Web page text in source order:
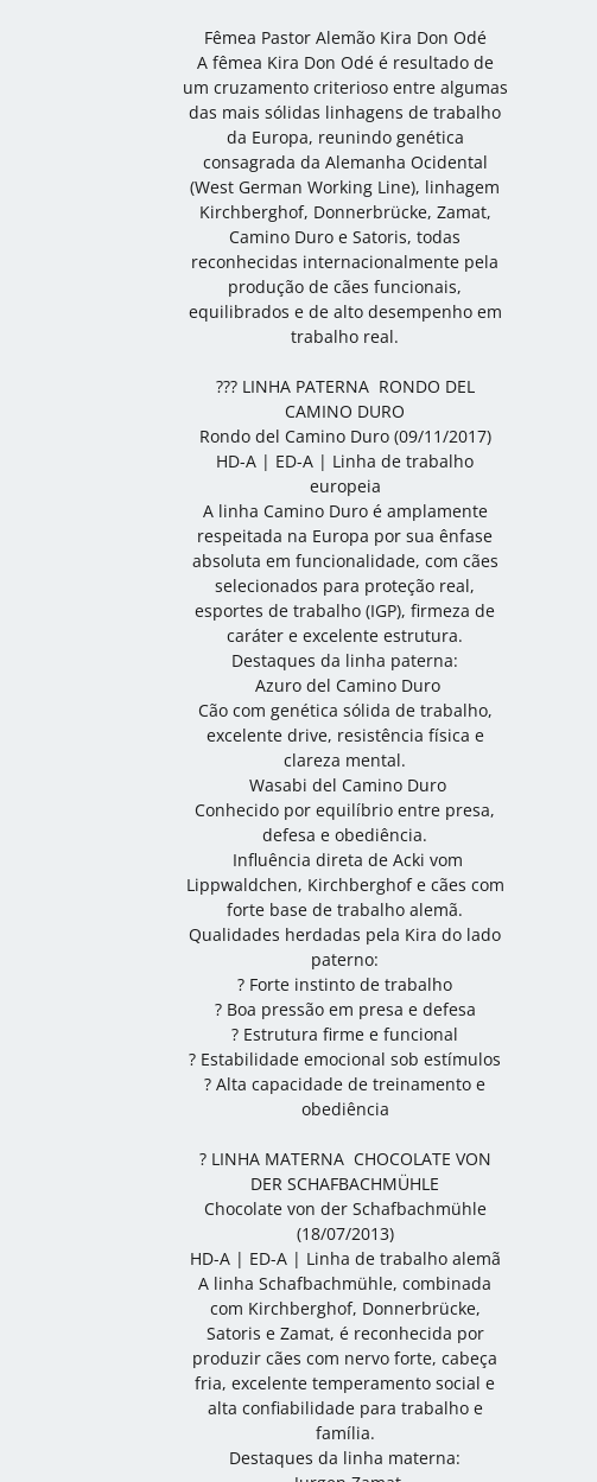
Fêmea Pastor Alemão Kira Don Odé
A fêmea Kira Don Odé é resultado de
um cruzamento criterioso entre algumas
das mais sólidas linhagens de trabalho
da Europa, reunindo genética
consagrada da Alemanha Ocidental
(West German Working Line), linhagem
Kirchberghof, Donnerbrücke, Zamat,
Camino Duro e Satoris, todas
reconhecidas internacionalmente pela
produção de cães funcionais,
equilibrados e de alto desempenho em
trabalho real.
??? LINHA PATERNA  RONDO DEL
CAMINO DURO
Rondo del Camino Duro (09/11/2017)
HD-A | ED-A | Linha de trabalho
europeia
A linha Camino Duro é amplamente
respeitada na Europa por sua ênfase
absoluta em funcionalidade, com cães
selecionados para proteção real,
esportes de trabalho (IGP), firmeza de
caráter e excelente estrutura.
Destaques da linha paterna:
 Azuro del Camino Duro
Cão com genética sólida de trabalho,
excelente drive, resistência física e
clareza mental.
 Wasabi del Camino Duro
Conhecido por equilíbrio entre presa,
defesa e obediência.
 Influência direta de Acki vom
Lippwaldchen, Kirchberghof e cães com
forte base de trabalho alemã.
Qualidades herdadas pela Kira do lado
paterno:
? Forte instinto de trabalho
? Boa pressão em presa e defesa
? Estrutura firme e funcional
? Estabilidade emocional sob estímulos
? Alta capacidade de treinamento e
obediência
? LINHA MATERNA  CHOCOLATE VON
DER SCHAFBACHMÜHLE
Chocolate von der Schafbachmühle
(18/07/2013)
HD-A | ED-A | Linha de trabalho alemã
A linha Schafbachmühle, combinada
com Kirchberghof, Donnerbrücke,
Satoris e Zamat, é reconhecida por
produzir cães com nervo forte, cabeça
fria, excelente temperamento social e
alta confiabilidade para trabalho e
família.
Destaques da linha materna: